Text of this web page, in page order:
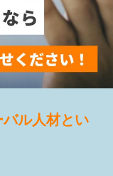
ル人材とい